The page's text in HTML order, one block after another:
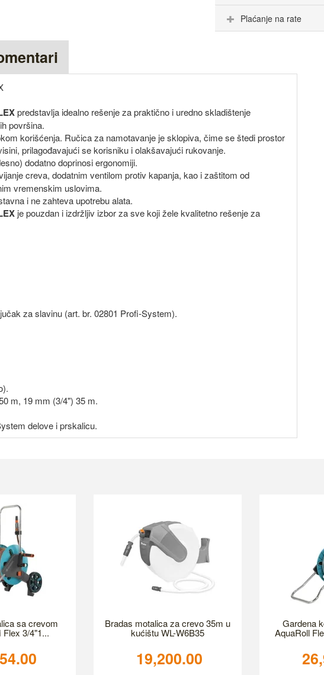
Plaćanje na rate
predstavlja idealno rešenje za praktično i uredno skladištenje
površina.
korišćenja. Ručica za namotavanje je sklopiva, čime se štedi prostor
prilagođavajući se korisniku i olakšavajući rukovanje.
dodatno doprinosi ergonomiji.
creva, dodatnim ventilom protiv kapanja, kao i zaštitom od
vremenskim uslovima.
i ne zahteva upotrebu alata.
je pouzdan i izdržljiv izbor za sve koji žele kvalitetno rešenje za
za slavinu (art. br. 02801 Profi-System).
m, 19 mm (3/4") 35 m.
delove i prskalicu.
sa crevom
3/4"1...
Bradas motalica za crevo 35m u
kućištu WL-W6B35
19,200.00
Gardena
AquaRoll